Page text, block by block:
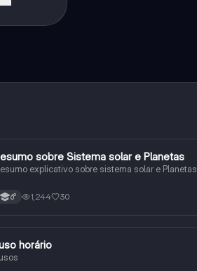
Geografiasobre Sistema solar e Planetas
explicativo sobre sistema solar e Planetas
6° 1,244 30
Geografia
horário